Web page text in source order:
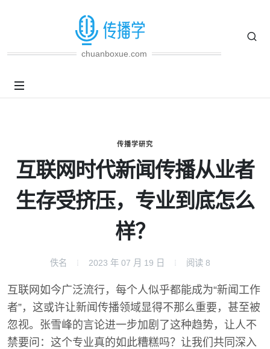
chuanboxue.com
传播学研究
互联网时代新闻传播从业者
生存受挤压，专业到底怎么
样？
佚名 2023 年 07 月 19 日 阅读 8
互联网如今广泛流行，每个人似乎都能成为“新闻工作
者”，这或许让新闻传播领域显得不那么重要，甚至被
忽视。张雪峰的言论进一步加剧了这种趋势，让人不
禁要问：这个专业真的如此糟糕吗？让我们共同深入